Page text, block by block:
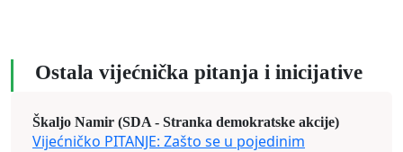
Ostala vijećnička pitanja i inicijative
Škaljo Namir (SDA - Stranka demokratske akcije)
Vijećničko PITANJE: Zašto se u pojedinim